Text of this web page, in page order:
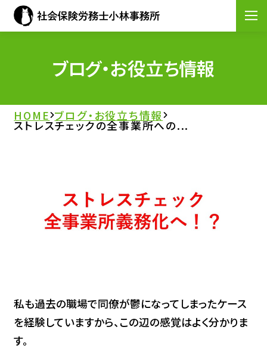
HOME
サービス案内
ブログ・お役立ち情報
ブログ・お役立ち情報
HOME ブログ・お役立ち情報
ストレスチェックの全事業所への...
私も過去の職場で同僚が鬱になってしまったケース
を経験していますから、この辺の感覚はよく分かりま
す。